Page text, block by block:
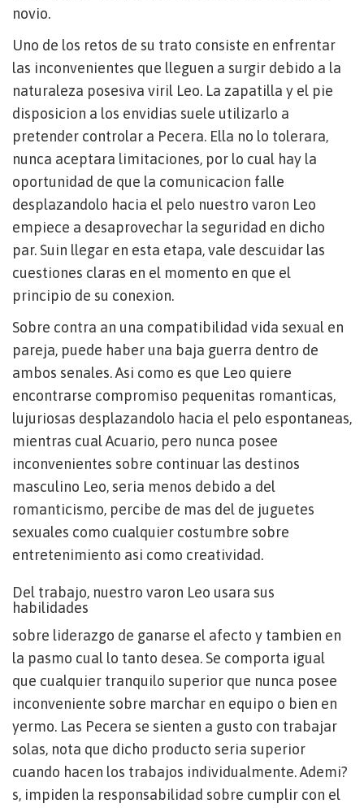
novio.
Uno de los retos de su trato consiste en enfrentar
las inconvenientes que lleguen a surgir debido a la
naturaleza posesiva viril Leo. La zapatilla y el pie
disposicion a los envidias suele utilizarlo a
pretender controlar a Pecera. Ella no lo tolerara,
nunca aceptara limitaciones, por lo cual hay la
oportunidad de que la comunicacion falle
desplazandolo hacia el pelo nuestro varon Leo
empiece a desaprovechar la seguridad en dicho
par. Suin llegar en esta etapa, vale descuidar las
cuestiones claras en el momento en que el
principio de su conexion.
Sobre contra an una compatibilidad vida sexual en
pareja, puede haber una baja guerra dentro de
ambos senales. Asi­ como es que Leo quiere
encontrarse compromiso pequenitas romanticas,
lujuriosas desplazandolo hacia el pelo espontaneas,
mientras cual Acuario, pero nunca posee
inconvenientes sobre continuar las destinos
masculino Leo, seri­a menos debido a del
romanticismo, percibe de mas del de juguetes
sexuales como cualquier costumbre sobre
entretenimiento asi­ como creatividad.
Del trabajo, nuestro varon Leo usara sus
habilidades
sobre liderazgo de ganarse el afecto y tambien en
la pasmo cual lo tanto desea. Se comporta igual
que cualquier tranquilo superior que nunca posee
inconveniente sobre marchar en equipo o bien en
yermo. Las Pecera se sienten a gusto con trabajar
solas, nota que dicho producto seri­a superior
cuando hacen los trabajos individualmente. Ademi?
s, impiden la responsabilidad sobre cumplir con el